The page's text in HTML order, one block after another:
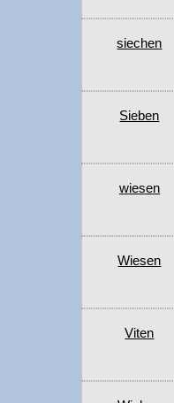
siechen
Sieben
wiesen
Wiesen
Viten